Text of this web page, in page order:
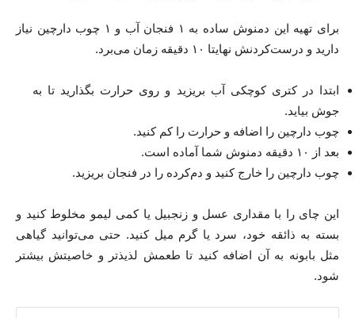
برای تهیه این دمنوش ساده به ۱ فنجان آب و ۱ چوب دارچین نیاز
دارید و درست‌کردنش نهایتا ۱۰ دقیقه زمان می‌برد.
ابتدا در کتری کوچکی آب بریزید و روی حرارت بگذارید تا به
جوش بیاید.
چوب دارچین را اضافه و حرارت را کم کنید.
بعد از ۱۰ دقیقه دمنوش شما آماده است.
چوب دارچین را خارج کنید و دم‌کرده را در فنجان بریزید.
این چای را با مقداری عسل و زنجبیل یا کمی لیمو مخلوط کنید و
بسته به ذائقه خود، سرد یا گرم میل کنید. حتی می‌توانید گیاهی
مثل بابونه به آن اضافه کنید تا طعمش لذیذتر و خاصیتش بیشتر
شود.